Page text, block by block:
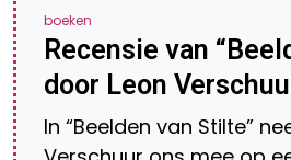
boeken
Recensie van
door Leon
In “Beelden van Stilte”